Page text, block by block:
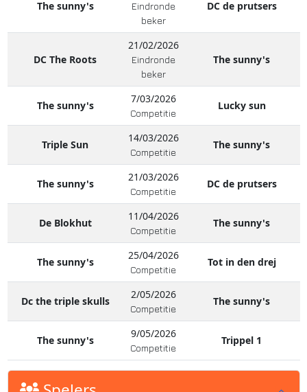
The sunny's
Eindronde
beker
DC de prutsers
DC The Roots
21/02/2026
Eindronde
beker
The sunny's
The sunny's
7/03/2026
Competitie
Lucky sun
Triple Sun
14/03/2026
Competitie
The sunny's
The sunny's
21/03/2026
Competitie
DC de prutsers
De Blokhut
11/04/2026
Competitie
The sunny's
The sunny's
25/04/2026
Competitie
Tot in den drej
Dc the triple skulls
2/05/2026
Competitie
The sunny's
The sunny's
9/05/2026
Competitie
Trippel 1